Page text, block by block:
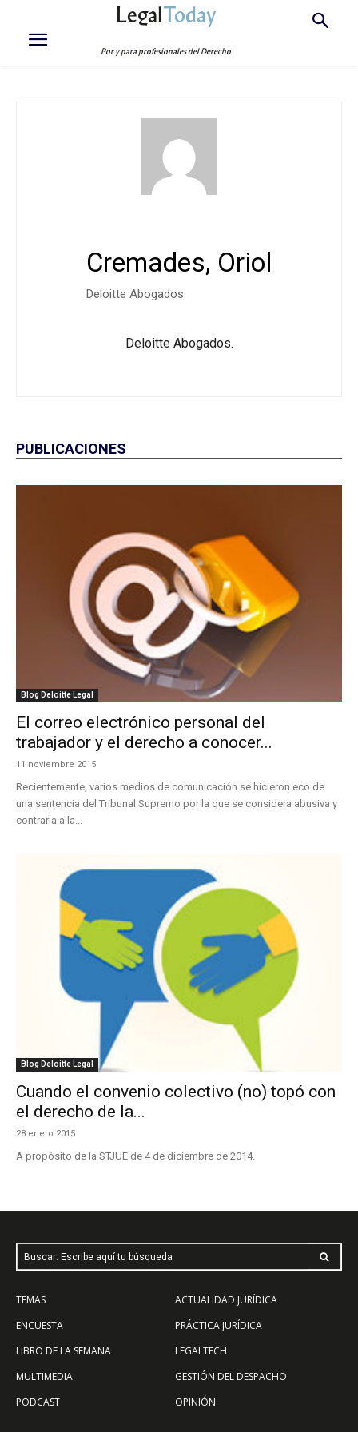
LegalToday
Por y para profesionales del Derecho
Cremades, Oriol
Deloitte Abogados
Deloitte Abogados.
PUBLICACIONES
Blog Deloitte Legal
El correo electrónico personal del
trabajador y el derecho a conocer...
11 noviembre 2015
Recientemente, varios medios de comunicación se hicieron eco de
una sentencia del Tribunal Supremo por la que se considera abusiva y
contraria a la...
Blog Deloitte Legal
Cuando el convenio colectivo (no) topó con
el derecho de la...
28 enero 2015
A propósito de la STJUE de 4 de diciembre de 2014.
Buscar: Escribe aquí tu búsqueda
TEMAS
ENCUESTA
LIBRO DE LA SEMANA
MULTIMEDIA
PODCAST
ACTUALIDAD JURÍDICA
PRÁCTICA JURÍDICA
LEGALTECH
GESTIÓN DEL DESPACHO
OPINIÓN